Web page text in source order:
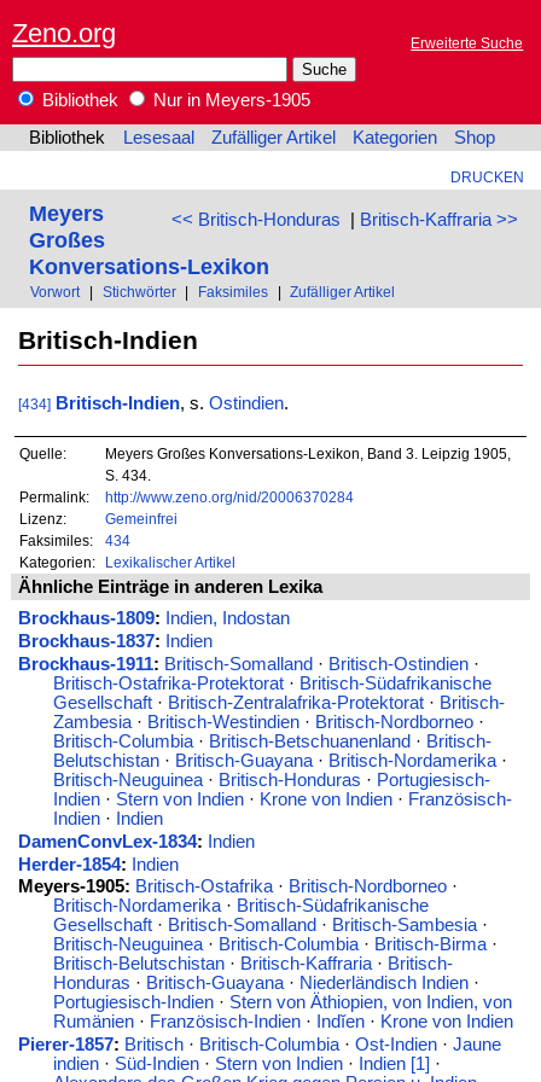
Zeno.org Erweiterte Suche
Bibliothek
Nur in Meyers-1905
Bibliothek
Lesesaal Zufälliger Artikel Kategorien Shop
DRUCKEN
<< Britisch-Honduras | Britisch-Kaffraria >>
Meyers
Großes
Konversations-Lexikon
Vorwort Stichwörter Faksimiles Zufälliger Artikel
Britisch-Indien
[434] Britisch-Indien, s. Ostindien.
Quelle:
Meyers Großes Konversations-Lexikon, Band 3. Leipzig 1905,
S. 434.
Permalink:
http://www.zeno.org/nid/20006370284
Lizenz:
Gemeinfrei
Faksimiles:
434
Kategorien:
Lexikalischer Artikel
Ähnliche Einträge in anderen Lexika
Brockhaus-1809:
Indien, Indostan
Brockhaus-1837:
Indien
Brockhaus-1911: Britisch-Somalland · Britisch-Ostindien·
Britisch-Ostafrika-Protektorat· Britisch-Südafrikanische
Gesellschaft· Britisch-Zentralafrika-Protektorat· Britisch-
Zambesia· Britisch-Westindien· Britisch-Nordborneo·
Britisch-Columbia· Britisch-Betschuanenland · Britisch-
Belutschistan· Britisch-Guayana· Britisch-Nordamerika·
Britisch-Neuguinea· Britisch-Honduras · Portugiesisch-
Indien· Stern von Indien· Krone von Indien· Französisch-
Indien·
Indien
DamenConvLex-1834: Indien
Herder-1854: Indien
Meyers-1905: Britisch-Ostafrika· Britisch-Nordborneo·
Britisch-Nordamerika· Britisch-Südafrikanische
Gesellschaft· Britisch-Somalland · Britisch-Sambesia·
Britisch-Neuguinea· Britisch-Columbia· Britisch-Birma·
Britisch-Belutschistan· Britisch-Kaffraria· Britisch-
Honduras · Britisch-Guayana· Niederländisch Indien·
Portugiesisch-Indien· Stern von Äthiopien, von Indien, von
Rumänien· Französisch-Indien· Indĭen· Krone von Indien
Pierer-1857: Britisch· Britisch-Columbia· Ost-Indien· Jaune
indien· Süd-Indien· Stern von Indien· Indien [1] ·